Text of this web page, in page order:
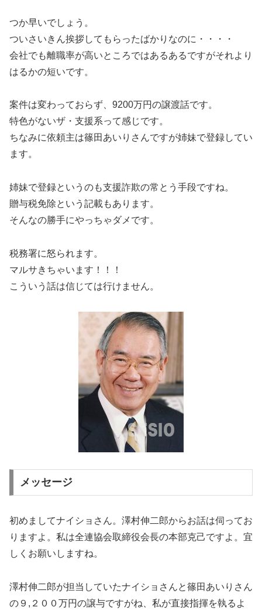
つか早いでしょう。
ついさいきん挨拶してもらったばかりなのに・・・・
会社でも離職率が高いところではあるあるですがそれより
はるかの短いです。
案件は変わっておらず、9200万円の譲渡話です。
特色がないザ・支援系って感じです。
ちなみに依頼主は篠田あいりさんですが姉妹で登録してい
ます。
姉妹で登録というのも支援詐欺の常とう手段ですね。
贈与税免除という記載もあります。
そんなの勝手にやっちゃダメです。
税務署に怒られます。
マルサきちゃいます！！！
こういう話は信じては行けません。
メッセージ
初めましてナイショさん。澤村伸二郎からお話は伺ってお
りますよ。私は全連協会取締役会長の本部克己ですよ。宜
しくお願いしますね。
澤村伸二郎が担当していたナイショさんと篠田あいりさん
の９,２００万円の譲与ですがね、私が直接指揮を執るよ